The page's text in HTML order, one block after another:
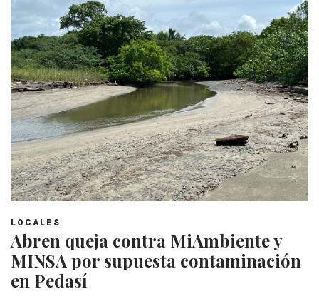
LOCALES
Abren queja contra MiAmbiente y
MINSA por supuesta contaminación
en Pedasí